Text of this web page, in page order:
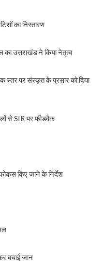
का निस्तारण
उत्तराखंड ने किया नेतृत्व
स्तर पर संस्कृत के प्रसार को दिया
से SIR पर फीडबैक
किए जाने के निर्देश
बचाई जान